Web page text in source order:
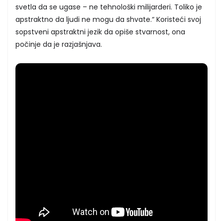
svetla da se ugase – ne tehnološki milijarderi. Toliko je
apstraktno da ljudi ne mogu da shvate.“ Koristeći svoj
sopstveni apstraktni jezik da opiše stvarnost, ona
počinje da je razjašnjava.